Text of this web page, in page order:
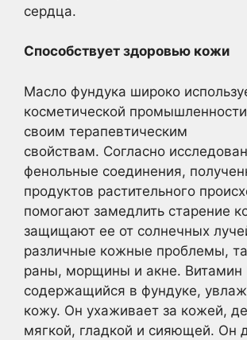
сердца.
Способствует здоровью кожи
Масло фундука широко
косметической
своим терапевтическим
свойствам. Согласно
фенольные соединения,
продуктов растительного
помогают замедлить старение
защищают ее от солнечных
различные кожные проблемы,
раны, морщины и акне. Витамин
содержащийся в фундуке,
кожу. Он ухаживает за кожей,
мягкой, гладкой и сияющей. Он